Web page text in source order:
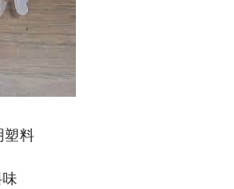
塑料